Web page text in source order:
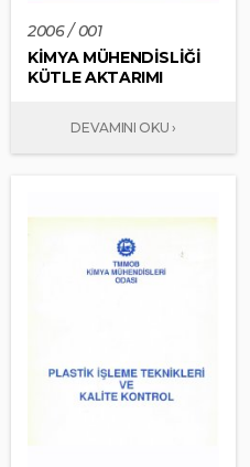
2006 / 001
KİMYA MÜHENDİSLİĞİ
KÜTLE AKTARIMI